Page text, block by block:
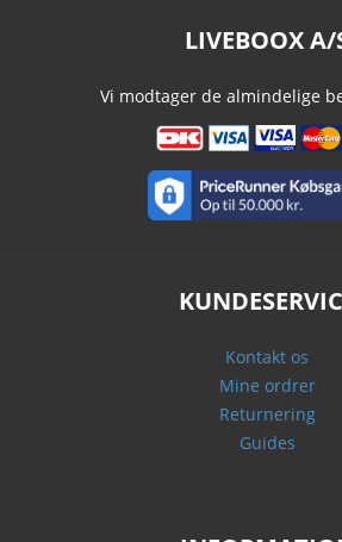
LIVEBOOX A/
Vi modtager de almindelige
Kontakt os
Mine ordrer
Returnering
Guides